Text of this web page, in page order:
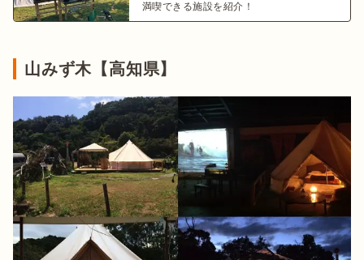
満喫できる施設を紹介！
山みず木【高知県】